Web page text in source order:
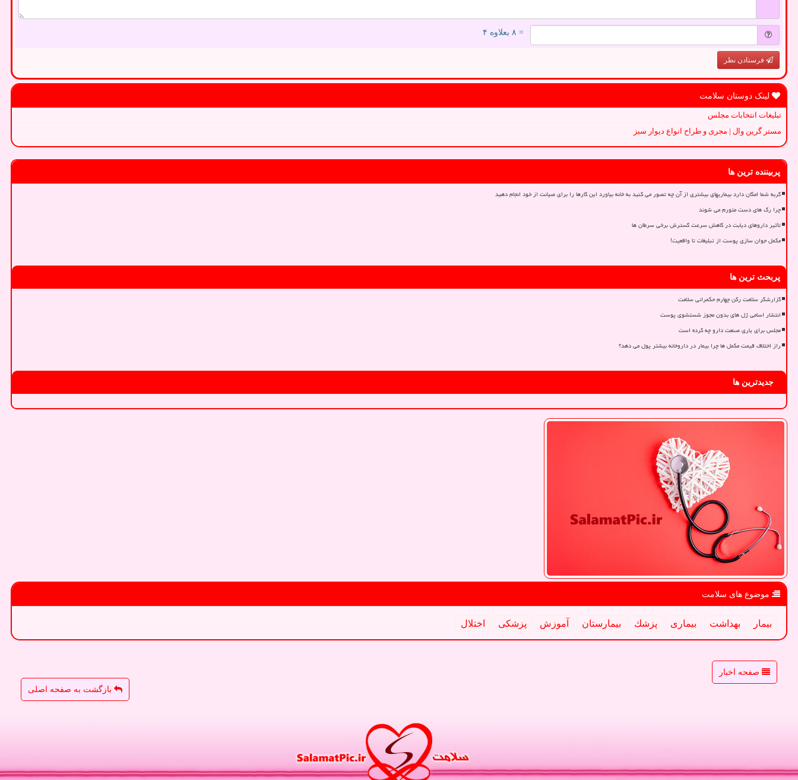
= ۸ بعلاوه ۴
فرستادن نظر
لینک دوستان سلامت
تبلیغات انتخابات مجلس
مستر گرین وال | مجری و طراح انواع دیوار سبز
پربیننده ترین ها
گربه شما امکان دارد بیماریهای بیشتری از آن چه تصور می کنید به خانه بیاورد این کارها را برای صیانت از خود انجام دهید
چرا رگ های دست متورم می شوند
تأثیر داروهای دیابت در کاهش سرعت گسترش برخی سرطان ها
مکمل جوان سازی پوست از تبلیغات تا واقعیت!
پربحث ترین ها
گزارشگر سلامت رکن چهارم حکمرانی سلامت
انتشار اسامی ژل های بدون مجوز شستشوی پوست
مجلس برای یاری صنعت دارو چه کرده است
راز اختلاف قیمت مکمل ها چرا بیمار در داروخانه بیشتر پول می دهد؟
جدیدترین ها
موضوع های سلامت
بیمار بهداشت بیماری پزشك بیمارستان آموزش پزشكی اختلال
صفحه اخبار
بازگشت به صفحه اصلی